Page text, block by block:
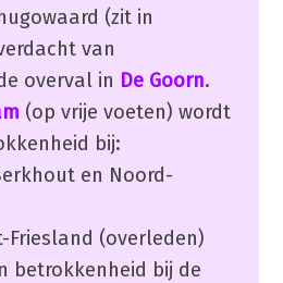
(zit in
van
overval in De Goorn.
(op vrije voeten) wordt
bij:
en Noord-
Friesland (overleden)
betrokkenheid bij de